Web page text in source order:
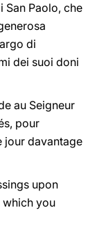
San Paolo, che
di
dei suoi doni
au Seigneur
pour
jour davantage
upon
which you